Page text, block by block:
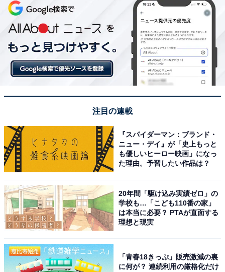
ハロウィンらしい色の服
注目の連載
『スパイダーマン：ブランド・
ニュー・デイ』が「史上もっと
も優しいヒーロー映画」になっ
た理由。予習したい作品は？
20年間「駆け込み実績ゼロ」の
学校も…「こども110番の家」
は本当に必要？ PTAが直面する
理想と現実
「青春18きっぷ」販売激減の裏
に何が？ 連続利用の厳格化だけ